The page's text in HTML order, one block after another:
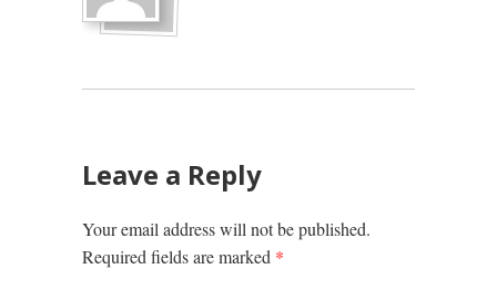
Leave a Reply
Your email address will not be published.
Required fields are marked *